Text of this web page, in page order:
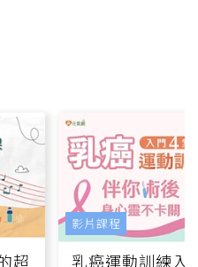
超
乳癌運動訓練入
影片課程